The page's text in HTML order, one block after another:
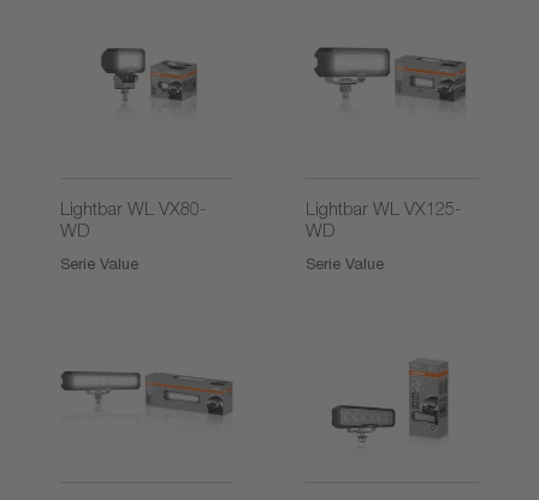
Lightbar WL VX80-
WD
Serie Value
Lightbar WL VX125-
WD
Serie Value